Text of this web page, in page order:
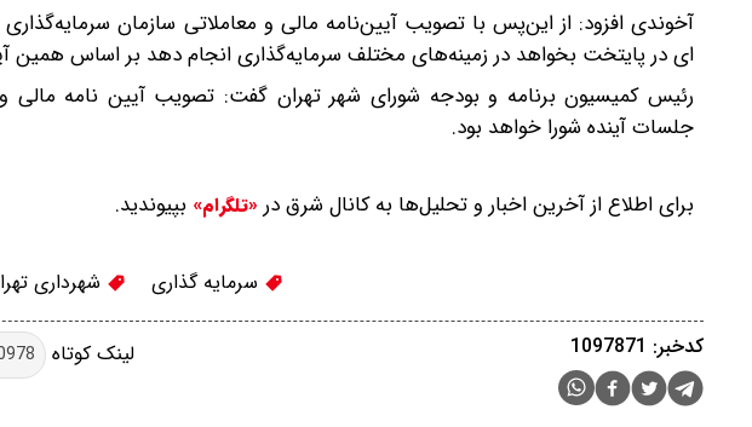
آخوندی افزود: از این‌پس با تصویب آیین‌نامه مالی و معاملاتی سازمان
ای در پایتخت بخواهد در زمینه‌های مختلف سرمایه‌گذاری انجام دهد بر اساس همین
رئیس کمیسیون برنامه و بودجه شورای شهر تهران گفت: تصویب آیین نامه مالی
جلسات آینده شورا خواهد بود.
برای اطلاع از آخرین اخبار و تحلیل‌ها به کانال شرق در «تلگرام» بپیوندید.
سرمایه گذاری شهرداری
لینک کوتاه کدخبر: 1097871